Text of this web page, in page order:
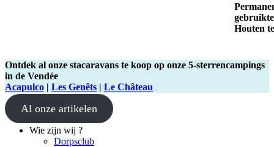
Houten
Ontdek al onze stacaravans te koop op onze 5-sterrencampings
in de Vendée
Acapulco | Les Genêts | Le Château
Al onze artikelen
Wie zijn wij ?
Dorpsclub